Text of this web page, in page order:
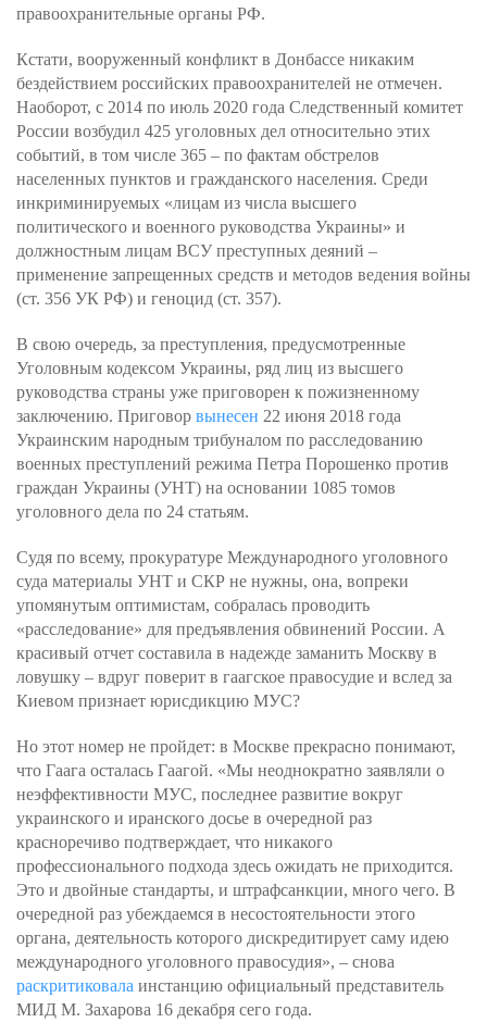
правоохранительные органы РФ.
Кстати, вооруженный конфликт в Донбассе никаким
бездействием российских правоохранителей не отмечен.
Наоборот, с 2014 по июль 2020 года Следственный комитет
России возбудил 425 уголовных дел относительно этих
событий, в том числе 365 – по фактам обстрелов
населенных пунктов и гражданского населения. Среди
инкриминируемых «лицам из числа высшего
политического и военного руководства Украины» и
должностным лицам ВСУ преступных деяний –
применение запрещенных средств и методов ведения войны
(ст. 356 УК РФ) и геноцид (ст. 357).
В свою очередь, за преступления, предусмотренные
Уголовным кодексом Украины, ряд лиц из высшего
руководства страны уже приговорен к пожизненному
заключению. Приговор вынесен 22 июня 2018 года
Украинским народным трибуналом по расследованию
военных преступлений режима Петра Порошенко против
граждан Украины (УНТ) на основании 1085 томов
уголовного дела по 24 статьям.
Судя по всему, прокуратуре Международного уголовного
суда материалы УНТ и СКР не нужны, она, вопреки
упомянутым оптимистам, собралась проводить
«расследование» для предъявления обвинений России. А
красивый отчет составила в надежде заманить Москву в
ловушку – вдруг поверит в гаагское правосудие и вслед за
Киевом признает юрисдикцию МУС?
Но этот номер не пройдет: в Москве прекрасно понимают,
что Гаага осталась Гаагой. «Мы неоднократно заявляли о
неэффективности МУС, последнее развитие вокруг
украинского и иранского досье в очередной раз
красноречиво подтверждает, что никакого
профессионального подхода здесь ожидать не приходится.
Это и двойные стандарты, и штрафсанкции, много чего. В
очередной раз убеждаемся в несостоятельности этого
органа, деятельность которого дискредитирует саму идею
международного уголовного правосудия», – снова
раскритиковала инстанцию официальный представитель
МИД М. Захарова 16 декабря сего года.